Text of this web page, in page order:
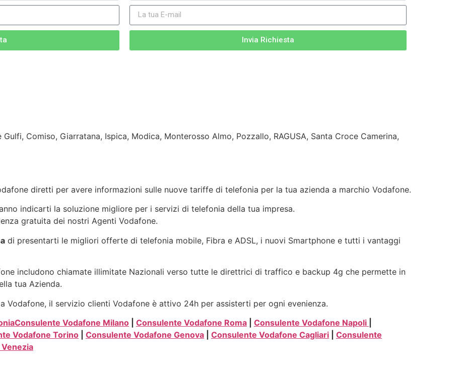
Invia Richiesta
Gulfi, Comiso, Giarratana, Ispica, Modica, Monterosso Almo, Pozzallo, RAGUSA, Santa Croce Camerina,
diretti per avere informazioni sulle nuove tariffe di telefonia per la tua azienda a marchio Vodafone.
indicarti la soluzione migliore per i servizi di telefonia della tua impresa.
gratuita dei nostri Agenti Vodafone.
di presentarti le migliori offerte di telefonia mobile, Fibra e ADSL, i nuovi Smartphone e tutti i vantaggi
includono chiamate illimitate Nazionali verso tutte le direttrici di traffico e backup 4g che permette in
tua Azienda.
Vodafone, il servizio clienti Vodafone è attivo 24h per assisterti per ogni evenienza.
Consulente Vodafone Milano Consulente Vodafone Roma Consulente Vodafone Napoli
Vodafone Torino Consulente Vodafone Genova Consulente Vodafone Cagliari
Consulente